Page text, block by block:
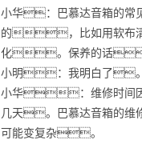
小华：巴慕达音箱的
的，比如用软布
化。保养的话
小明：我明白了
小华：维修时间
几天。巴慕达音箱的
可能变复杂。